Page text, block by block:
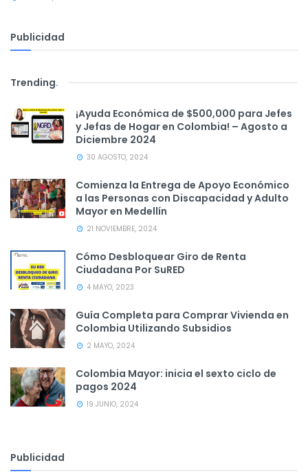
Publicidad
Trending.
¡Ayuda Económica de $500,000 para Jefes
y Jefas de Hogar en Colombia! – Agosto a
Diciembre 2024
30 AGOSTO, 2024
Comienza la Entrega de Apoyo Económico
a las Personas con Discapacidad y Adulto
Mayor en Medellín
21 NOVIEMBRE, 2024
Cómo Desbloquear Giro de Renta
Ciudadana Por SuRED
4 MAYO, 2023
Guía Completa para Comprar Vivienda en
Colombia Utilizando Subsidios
2 MAYO, 2024
Colombia Mayor: inicia el sexto ciclo de
pagos 2024
19 JUNIO, 2024
Publicidad